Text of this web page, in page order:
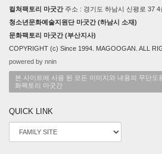
컬쳐팩토리 마굿간주소 : 경기도 하남시 신평로 37 4
청소년문화예술지원단 마굿간 (하남시 소재)
문화팩토리 마굿간 (부산지사)
COPYRIGHT (c) Since 1994. MAGOOGAN. ALL
powered by nnin
본 사이트에 사용 된 모든 이미지와 내용의 무단도
화팩토리 마굿간
QUICK LINK